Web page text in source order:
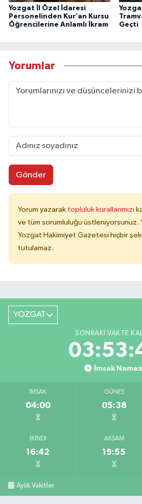
Yozgat İl Özel İdaresi
Personelinden Kur’an Kursu
Öğrencilerine Anlamlı İkram
Geçti
Yorumlar
Gönder
Yorum yazarak topluluk kurallarımızı
ve tüm sorumluluğu üstleniyorsunuz.
Yozgat Hakimiyet Gazetesi hiçbir
tutulamaz.
YOZGAT
SONRAKI VAKTE
İmsak
İMSAK
04:00
GÜNEŞ
05:38
İKINDI
16:42
AKŞAM
19:55
Aylık Vakitler